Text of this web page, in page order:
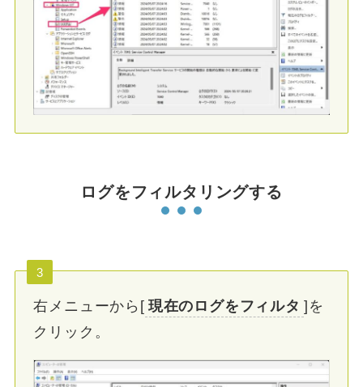
ログをフィルタリングする
3
右メニューから[ 現在のログをフィルタ ]を
クリック。